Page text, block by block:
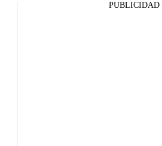
PUBLICIDAD